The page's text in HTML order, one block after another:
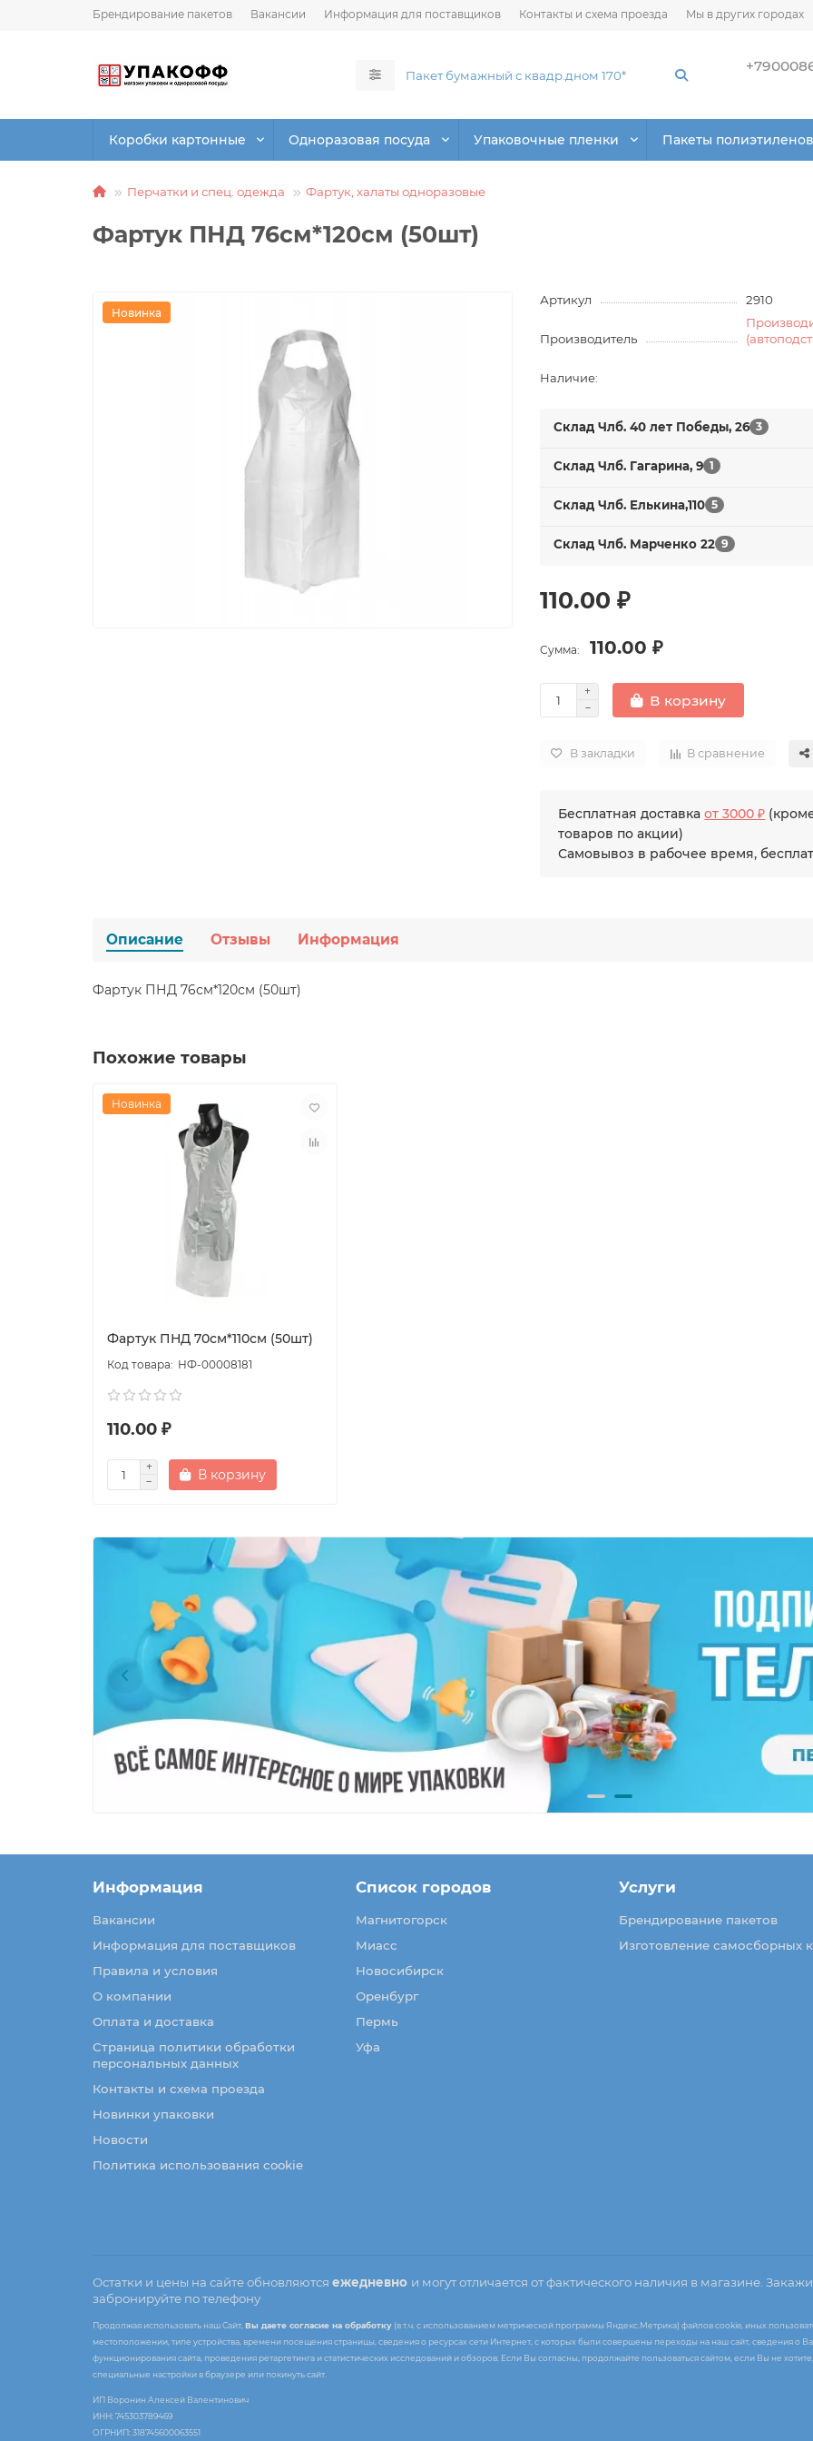
Брендирование пакетов Вакансии Информация для поставщиков Контакты и схема проезда Мы в других городах
Коробки картонные Одноразовая посуда Упаковочные пленки Пакеты
Перчатки и спец. одежда Фартук, халаты одноразовые
Фартук ПНД 76см*120см (50шт)
Новинка
Артикул 2910
Производитель
Наличие:
Склад Члб. 40 лет Победы, 26 3
Склад Члб. Гагарина, 9 1
Склад Члб. Елькина,110 5
Склад Члб. Марченко 22 9
110.00 ₽
Сумма: 110.00 ₽
В корзину
В закладки В сравнение
Бесплатная доставкаот 3000 ₽
товаров по акции)
Самовывоз в рабочее время,
Описание Отзывы Информация
Фартук ПНД 76см*120см (50шт)
Похожие товары
Новинка
Фартук ПНД 70см*110см (50шт)
НФ-00008181
110.00 ₽
В корзину
Информация
Вакансии
Информация для поставщиков
Правила и условия
О компании
Оплата и доставка
Страница политики обработки
персональных данных
Контакты и схема проезда
Новинки упаковки
Новости
Политика использования cookie
Список городов
Магнитогорск
Миасс
Новосибирск
Оренбург
Пермь
Уфа
Услуги
Брендирование пакетов
Изготовление самосборных
Остатки и цены на сайте обновляются ежедневно и могут отличается от фактического наличия в магазине.
забронируйте по телефону
Продолжая использовать наш Сайт,Вы даете согласие на обработку (в т.ч. с использованием метрической программы Яндекс.Метрика) файлов cookie, иных
местоположении, типе устройства, времени посещения страницы, сведения о ресурсах сети Интернет, с которых были совершены переходы на наш сайт, сведения о
функционирования сайта, проведения ретаргетинга и статистических исследований и обзоров. Если Вы согласны, продолжайте пользоваться сайтом, если Вы не
специальные настройки в браузере или покинуть сайт.
ИП Воронин Алексей Валентинович
ИНН: 745303789469
ОГРНИП: 318745600063551